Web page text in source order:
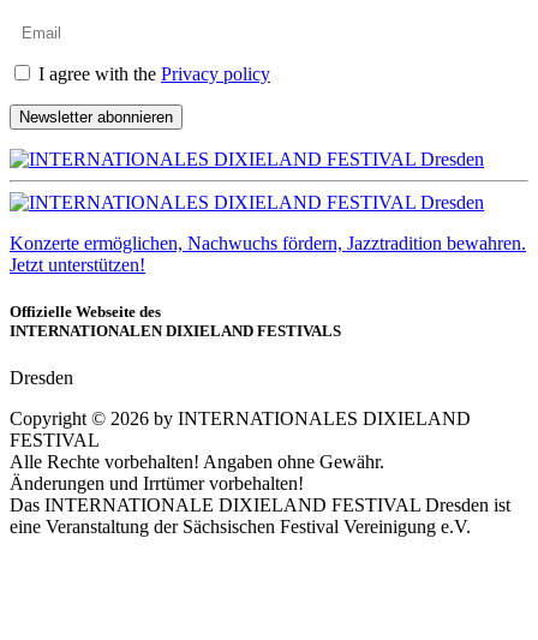
I agree with the Privacy policy
Newsletter abonnieren
Konzerte ermöglichen, Nachwuchs fördern, Jazztradition bewahren.
Jetzt unterstützen!
Offizielle Webseite des
INTERNATIONALEN DIXIELAND FESTIVALS
Dresden
Copyright © 2026 by INTERNATIONALES DIXIELAND
FESTIVAL
Alle Rechte vorbehalten! Angaben ohne Gewähr.
Änderungen und Irrtümer vorbehalten!
Das INTERNATIONALE DIXIELAND FESTIVAL Dresden ist
eine Veranstaltung der Sächsischen Festival Vereinigung e.V.